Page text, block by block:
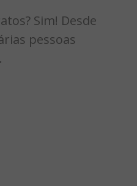
Sim! Desde
pessoas